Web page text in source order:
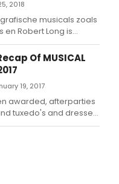
2018
musicals zoals
en Robert Long is
Was Getekend, Annie
Of MUSICAL
19, 2017
awarded, afterparties
tuxedo's and dresses
year: in short, it's time